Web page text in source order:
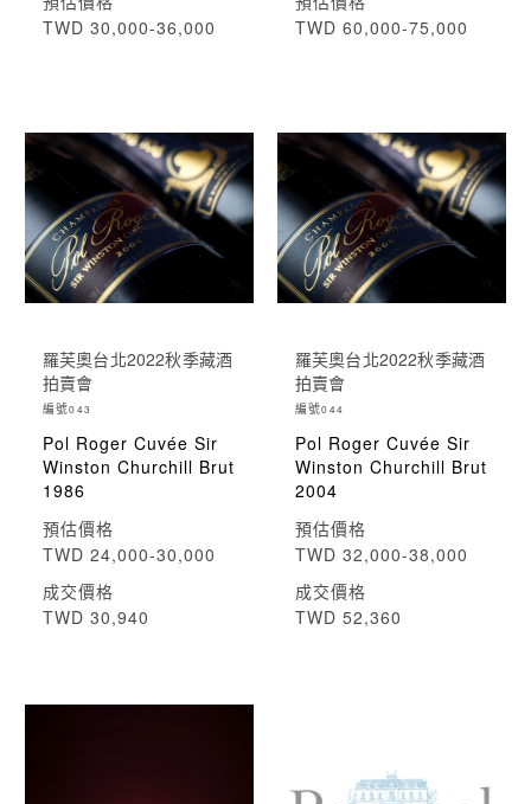
TWD 30,000-36,000
TWD 60,000-75,000
羅芙奧台北2022秋季藏酒
拍賣會
編號043
Pol Roger Cuvée Sir
Winston Churchill Brut
1986
預估價格
TWD 24,000-30,000
成交價格
TWD 30,940
羅芙奧台北2022秋季藏酒
拍賣會
編號044
Pol Roger Cuvée Sir
Winston Churchill Brut
2004
預估價格
TWD 32,000-38,000
成交價格
TWD 52,360